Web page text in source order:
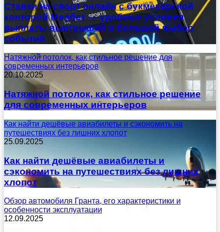
Ставки на спорт онлайн с букмекерской
конторой Мелбет — удобные условия
выплаты выигрышей и большой выбор
событий
Натяжной потолок, как стильное решение для
современных интерьеров
20.10.2025
Натяжной потолок, как стильное решение
для современных интерьеров
Как найти дешёвые авиабилеты и сэкономить на
путешествиях без лишних хлопот
25.09.2025
Как найти дешёвые авиабилеты и
сэкономить на путешествиях без лишних
хлопот
Обзор автомобиля Гранта, его характеристики и
особенности эксплуатации
12.09.2025